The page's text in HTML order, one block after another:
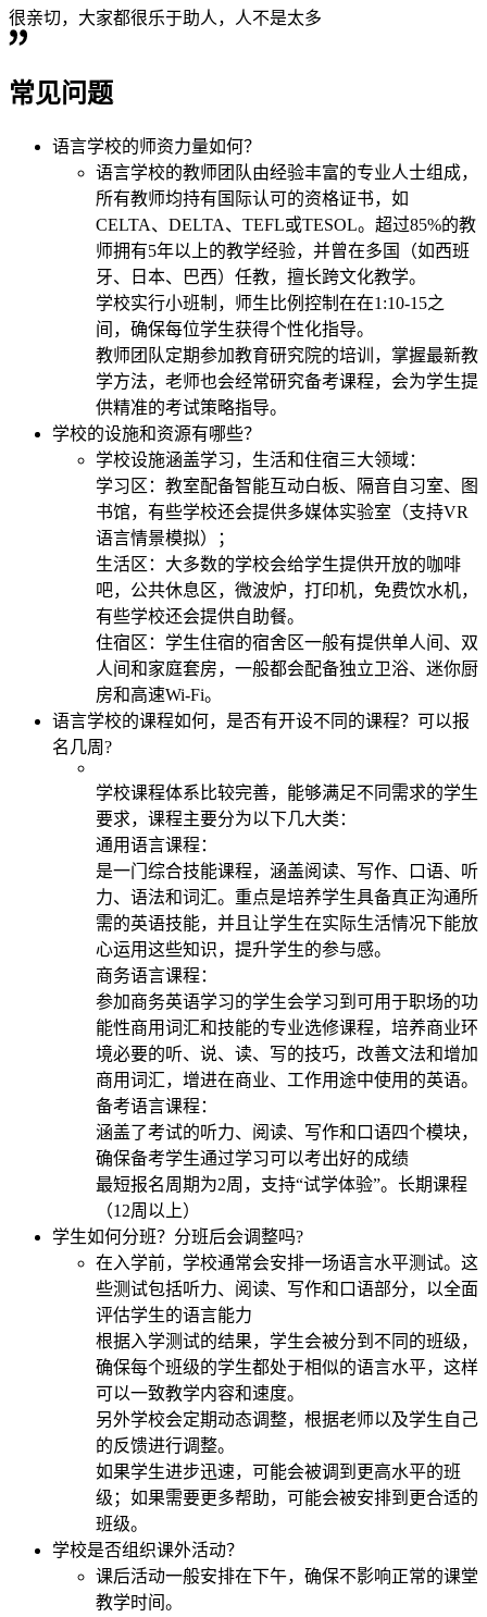
很亲切，大家都很乐于助人，人不是太多
常见问题
语言学校的师资力量如何？
语言学校的教师团队由经验丰富的专业人士组成，
所有教师均持有国际认可的资格证书，如
CELTA、DELTA、TEFL或TESOL。超过85%的教
师拥有5年以上的教学经验，并曾在多国（如西班
牙、日本、巴西）任教，擅长跨文化教学。
学校实行小班制，师生比例控制在在1:10-15之
间，确保每位学生获得个性化指导。
教师团队定期参加教育研究院的培训，掌握最新教
学方法，老师也会经常研究备考课程，会为学生提
供精准的考试策略指导。
学校的设施和资源有哪些？
学校设施涵盖学习，生活和住宿三大领域：
学习区：教室配备智能互动白板、隔音自习室、图
书馆，有些学校还会提供多媒体实验室（支持VR
语言情景模拟）；
生活区：大多数的学校会给学生提供开放的咖啡
吧，公共休息区，微波炉，打印机，免费饮水机，
有些学校还会提供自助餐。
住宿区：学生住宿的宿舍区一般有提供单人间、双
人间和家庭套房，一般都会配备独立卫浴、迷你厨
房和高速Wi-Fi。
语言学校的课程如何，是否有开设不同的课程？可以报
名几周?
学校课程体系比较完善，能够满足不同需求的学生
要求，课程主要分为以下几大类：
通用语言课程：
是一门综合技能课程，涵盖阅读、写作、口语、听
力、语法和词汇。重点是培养学生具备真正沟通所
需的英语技能，并且让学生在实际生活情况下能放
心运用这些知识，提升学生的参与感。
商务语言课程：
参加商务英语学习的学生会学习到可用于职场的功
能性商用词汇和技能的专业选修课程，培养商业环
境必要的听、说、读、写的技巧，改善文法和增加
商用词汇，增进在商业、工作用途中使用的英语。
备考语言课程：
涵盖了考试的听力、阅读、写作和口语四个模块，
确保备考学生通过学习可以考出好的成绩
最短报名周期为2周，支持“试学体验”。长期课程
（12周以上）
学生如何分班？分班后会调整吗?
在入学前，学校通常会安排一场语言水平测试。这
些测试包括听力、阅读、写作和口语部分，以全面
评估学生的语言能力
根据入学测试的结果，学生会被分到不同的班级，
确保每个班级的学生都处于相似的语言水平，这样
可以一致教学内容和速度。
另外学校会定期动态调整，根据老师以及学生自己
的反馈进行调整。
如果学生进步迅速，可能会被调到更高水平的班
级；如果需要更多帮助，可能会被安排到更合适的
班级。
学校是否组织课外活动？
课后活动一般安排在下午，确保不影响正常的课堂
教学时间。